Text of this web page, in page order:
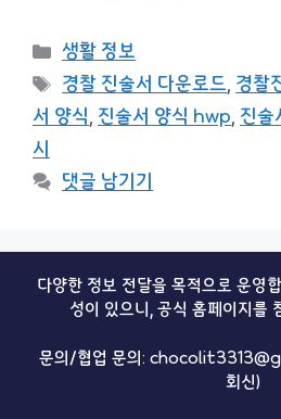
카
테
고
리
생활 정보
태
그
경찰 진술서 다운로드, 경찰
서 양식, 진술서 양식 hwp, 진술
시
댓글 남기기
다양한 정보 전달을 목적으로 운영
성이 있으니, 공식 홈페이지를
문의/협업 문의:
회신)